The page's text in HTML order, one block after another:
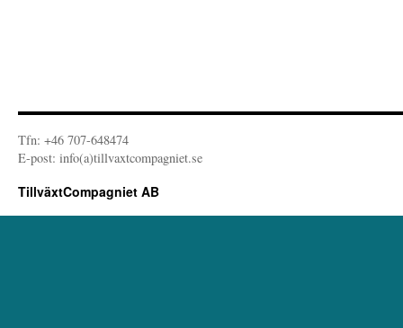
Tfn: +46 707-648474
E-post: info(a)tillvaxtcompagniet.se
TillväxtCompagniet AB